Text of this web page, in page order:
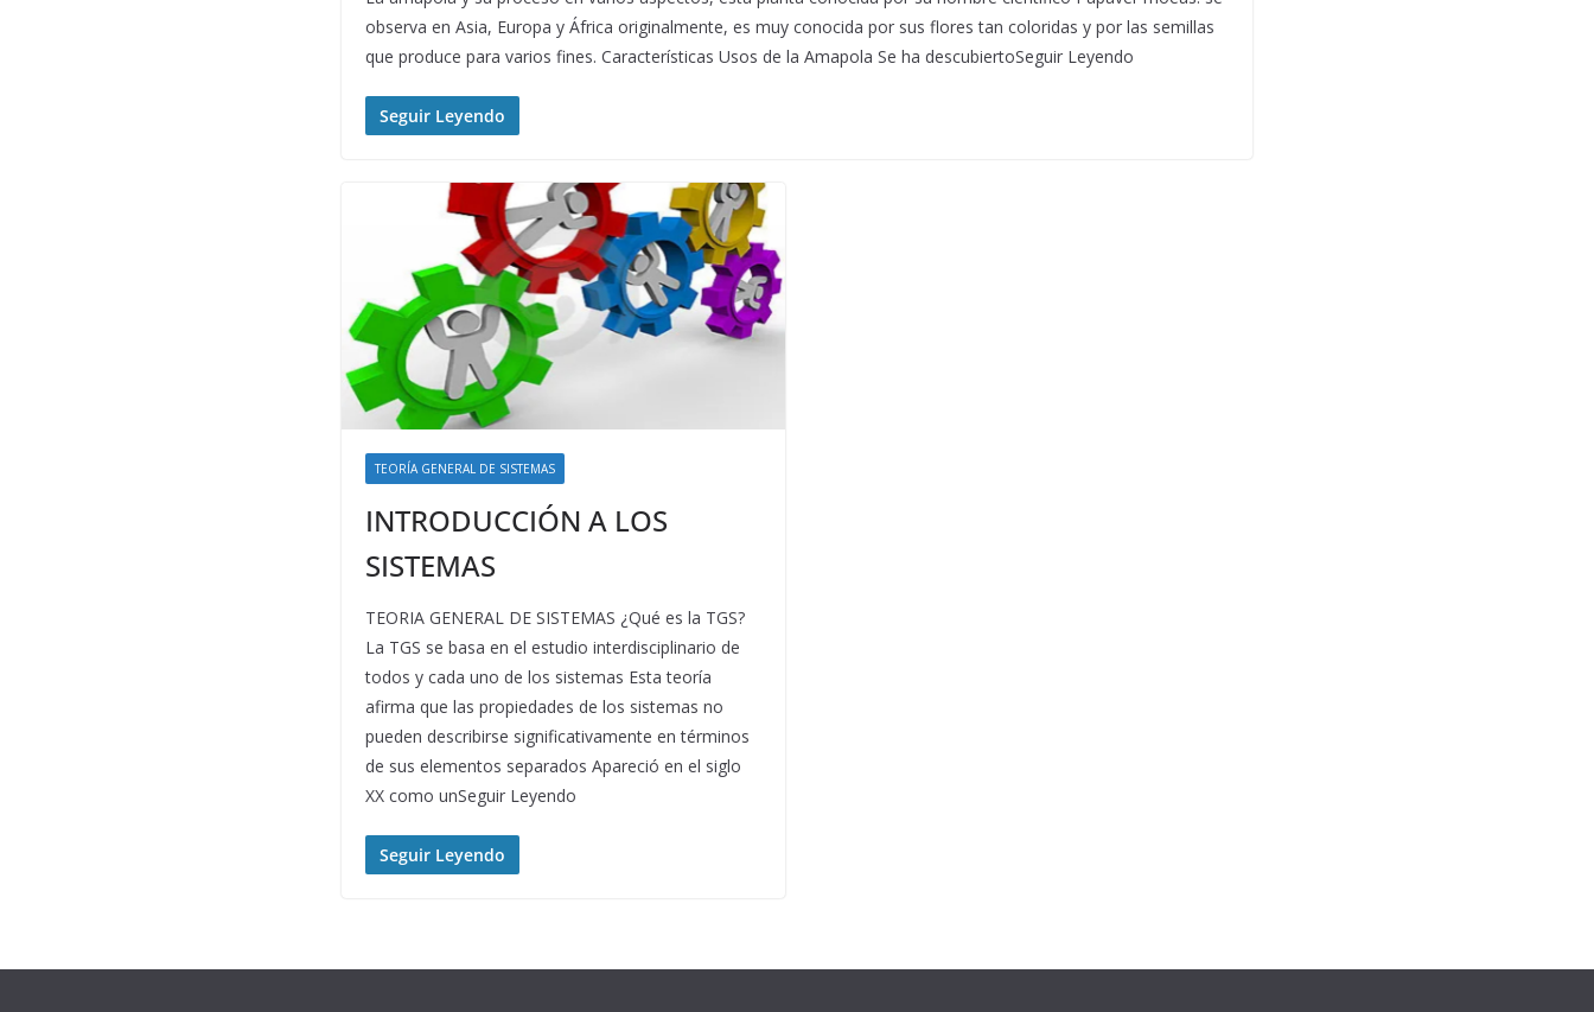
observa en Asia, Europa y África originalmente, es muy conocida por sus flores tan coloridas y por las semillas
que produce para varios fines. Características Usos de la Amapola Se ha descubiertoSeguir Leyendo
Seguir Leyendo
TEORÍA GENERAL DE SISTEMAS
INTRODUCCIÓN A LOS
SISTEMAS
TEORIA GENERAL DE SISTEMAS ¿Qué es la TGS?
La TGS se basa en el estudio interdisciplinario de
todos y cada uno de los sistemas Esta teoría
afirma que las propiedades de los sistemas no
pueden describirse significativamente en términos
de sus elementos separados Apareció en el siglo
XX como unSeguir Leyendo
Seguir Leyendo